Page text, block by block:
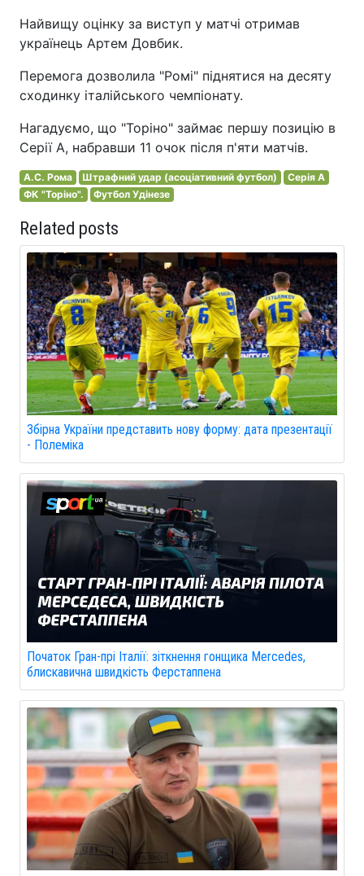
Найвищу оцінку за виступ у матчі отримав
українець Артем Довбик.
Перемога дозволила "Ромі" піднятися на десяту
сходинку італійського чемпіонату.
Нагадуємо, що "Торіно" займає першу позицію в
Серії А, набравши 11 очок після п'яти матчів.
А.С. Рома Штрафний удар (асоціативний футбол)
Серія A
ФК "Торіно".
Футбол Удінезе
Related posts
Збірна України представить нову форму: дата презентації
- Полеміка
Початок Гран-прі Італії: зіткнення гонщика Mercedes,
блискавична швидкість Ферстаппена